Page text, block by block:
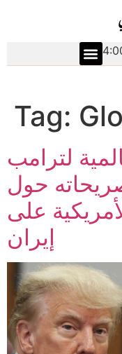
Tag:
لترامب
حول
على
إيران